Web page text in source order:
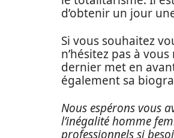
d’obtenir un jour
Si vous souhaitez
n’hésitez pas à
dernier met en
également sa
Nous espérons vous
l’inégalité homme
professionnels si